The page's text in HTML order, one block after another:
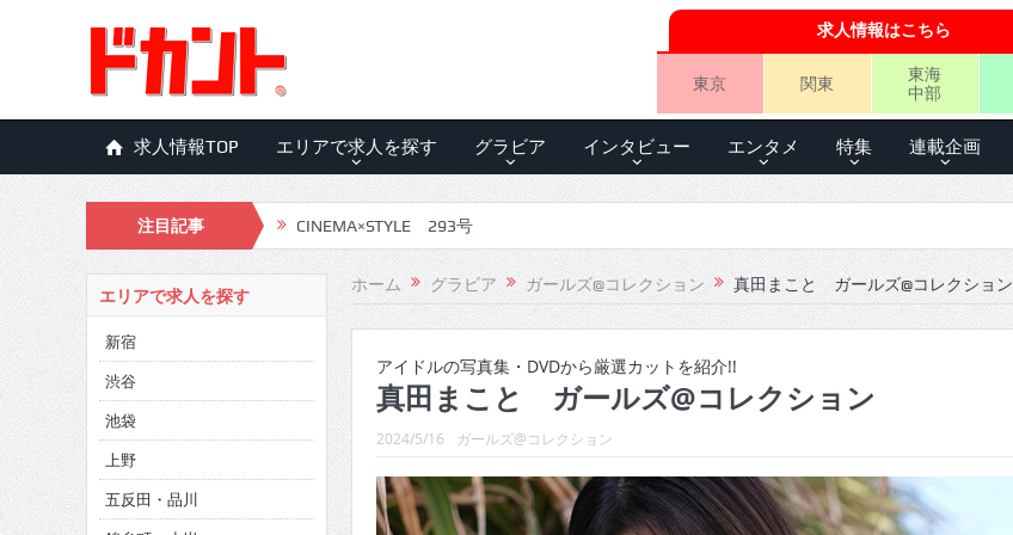
求人情報はこちら
東京 関東
東海
中部
求人情報TOP エリアで求人を探す グラビア インタビュー エンタメ 特集 連載企画
注目記事 CINEMA×STYLE 293号
CINEMA×STYLE 292号
CINEMA×STYLE 291号
CINEMA×STYLE 290号
CINEMA×STYLE 289号
CINEMA×STYLE 288号
CINEMA×STYLE 287号
ホーム グラビア ガールズ@コレクション 真田まこと ガールズ@コレクション
アイドルの写真集・DVDから厳選カットを紹介!!
真田まこと ガールズ@コレクション
2024/5/16 ガールズ@コレクション
エリアで求人を探す
新宿
渋谷
池袋
上野
五反田・品川